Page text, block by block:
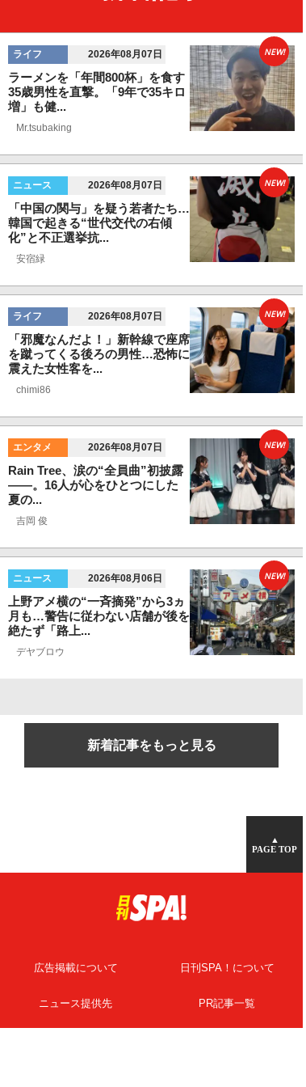
ライフ 2026年08月07日
ラーメンを「年間800杯」を食す
35歳男性を直撃。「9年で35キロ
増」も健...
Mr.tsubaking
NEW!
ニュース 2026年08月07日
「中国の関与」を疑う若者たち…
韓国で起きる“世代交代の右傾
化”と不正選挙抗...
安宿緑
NEW!
ライフ 2026年08月07日
「邪魔なんだよ！」新幹線で座席
を蹴ってくる後ろの男性…恐怖に
震えた女性客を...
chimi86
NEW!
エンタメ 2026年08月07日
Rain Tree、涙の“全員曲”初披露
――。16人が心をひとつにした
夏の...
吉岡 俊
NEW!
ニュース 2026年08月06日
上野アメ横の“一斉摘発”から3ヵ
月も…警告に従わない店舗が後を
絶たず「路上...
デヤブロウ
NEW!
新着記事をもっと見る
▲
PAGE TOP
広告掲載について 日刊SPA！について
ニュース提供先 PR記事一覧